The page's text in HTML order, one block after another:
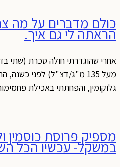
כולם מדברים על מה
הראתה לי גם איך.
אחרי שהוגדרתי חולה סכרת (שתי
מעל 135 מ"ג/דצ"ל) לפני כשנה,
גלוקומין, והפחתתי באכילת
מספיק פרוסת כוסמין
במשקל- עכשיו הכל